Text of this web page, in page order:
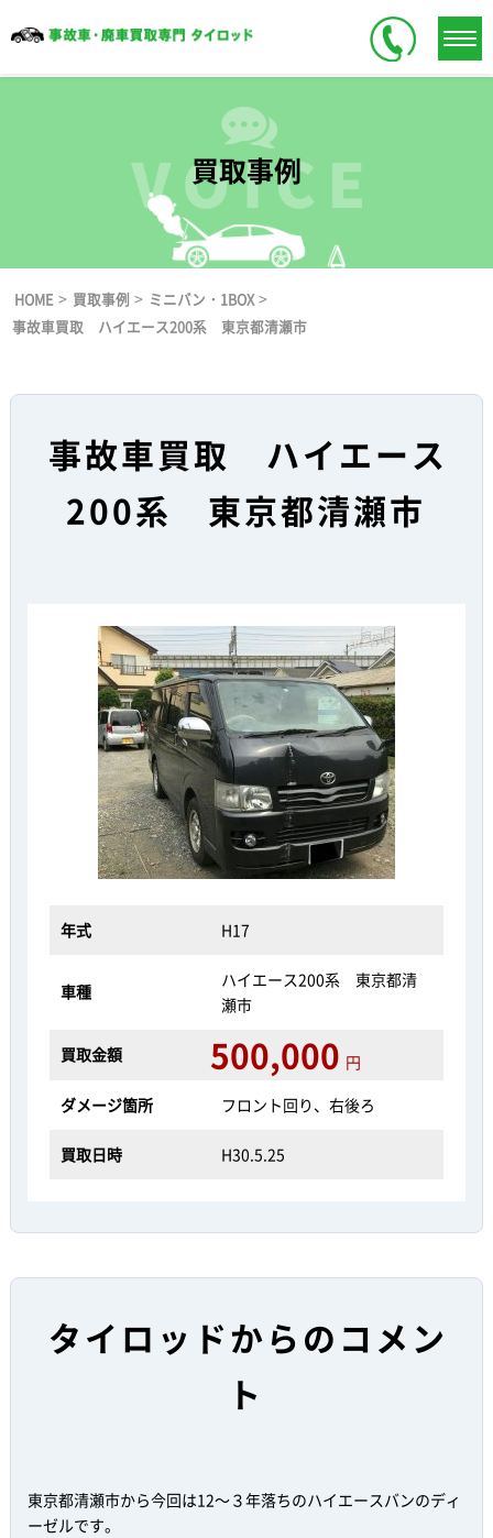
買取事例
HOME > 買取事例 > ミニバン・1BOX>
事故車買取 ハイエース200系 東京都清瀬市
事故車買取 ハイエース
200系 東京都清瀬市
年式 H17
車種
ハイエース200系 東京都清
瀬市
買取金額 500,000 円
ダメージ箇所
フロント回り、右後ろ
買取日時 H30.5.25
タイロッドからのコメン
ト
東京都清瀬市から今回は12～３年落ちのハイエースバンのディ
ーゼルです。